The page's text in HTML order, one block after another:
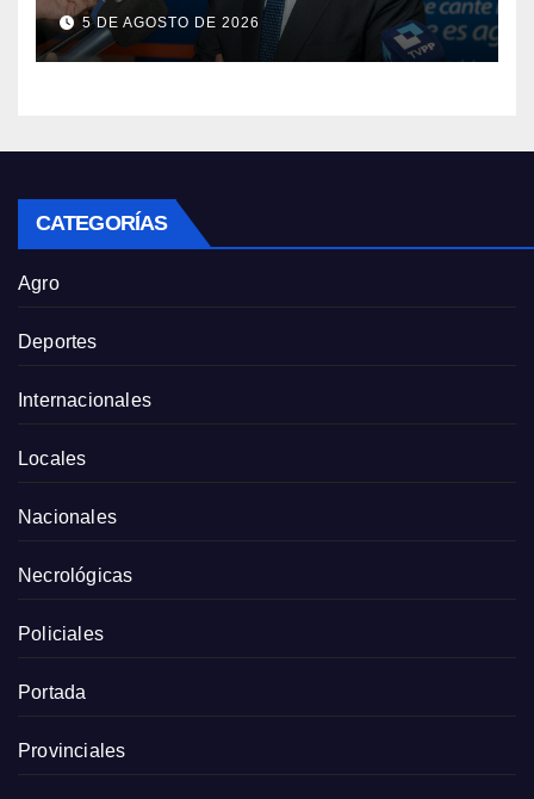
Vaca Muerta
5 DE AGOSTO DE 2026
CATEGORÍAS
Agro
Deportes
Internacionales
Locales
Nacionales
Necrológicas
Policiales
Portada
Provinciales